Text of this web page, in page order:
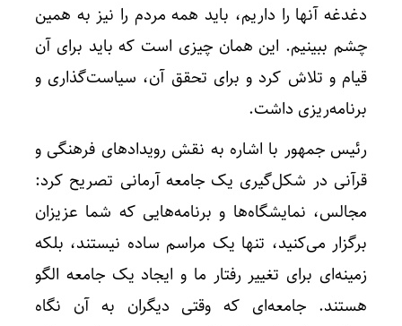
دغدغه آنها را داریم، باید همه مردم را نیز به همین
چشم ببینیم. این همان چیزی است که باید برای آن
قیام و تلاش کرد و برای تحقق آن، سیاست‌گذاری و
برنامه‌ریزی داشت.
رئیس جمهور با اشاره به نقش رویدادهای فرهنگی و
قرآنی در شکل‌گیری یک جامعه آرمانی تصریح کرد:
مجالس، نمایشگاه‌ها و برنامه‌هایی که شما عزیزان
برگزار می‌کنید، تنها یک مراسم ساده نیستند، بلکه
زمینه‌ای برای تغییر رفتار ما و ایجاد یک جامعه الگو
هستند. جامعه‌ای که وقتی دیگران به آن نگاه